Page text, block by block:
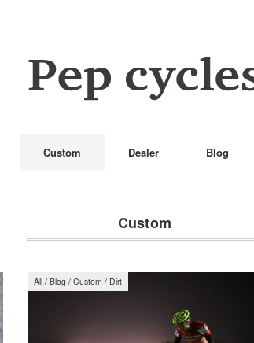
Custom Dealer Blog
Custom
All /Blog /Custom / Dirt